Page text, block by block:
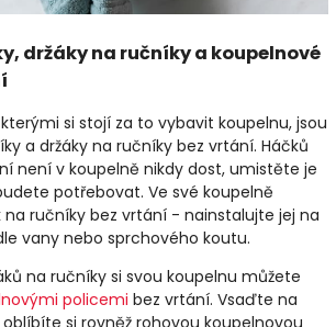
držáky na ručníky a koupelnové
si stojí za to vybavit koupelnu, jsou
a držáky na ručníky bez vrtání. Háčků
není v koupelně nikdy dost, umistěte je
potřebovat. Ve své koupelně
na ručníky bez vrtání - nainstalujte jej na
vany nebo sprchového koutu.
na ručníky si svou koupelnu můžete
policemi bez vrtání. Vsaďte na